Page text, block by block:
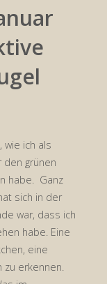
wie ich als
den grünen
habe. Ganz
sich in der
war, dass ich
habe. Eine
eine
zu erkennen.